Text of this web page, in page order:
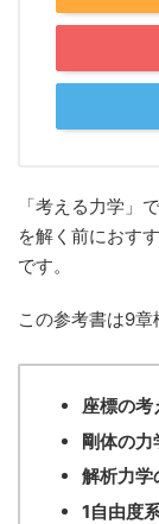
「考える力学」
を解く前におす
です。
この参考書は9章
座標の考
剛体の力
解析力学
1自由度